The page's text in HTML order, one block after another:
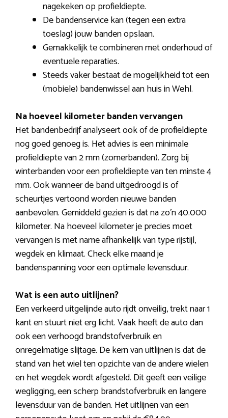
nagekeken op profieldiepte.
De bandenservice kan (tegen een extra
toeslag) jouw banden opslaan.
Gemakkelijk te combineren met onderhoud of
eventuele reparaties.
Steeds vaker bestaat de mogelijkheid tot een
(mobiele) bandenwissel aan huis in Wehl.
Na hoeveel kilometer banden vervangen
Het bandenbedrijf analyseert ook of de profieldiepte
nog goed genoeg is. Het advies is een minimale
profieldiepte van 2 mm (zomerbanden). Zorg bij
winterbanden voor een profieldiepte van ten minste 4
mm. Ook wanneer de band uitgedroogd is of
scheurtjes vertoond worden nieuwe banden
aanbevolen. Gemiddeld gezien is dat na zo’n 40.000
kilometer. Na hoeveel kilometer je precies moet
vervangen is met name afhankelijk van type rijstijl,
wegdek en klimaat. Check elke maand je
bandenspanning voor een optimale levensduur.
Wat is een auto uitlijnen?
Een verkeerd uitgelijnde auto rijdt onveilig, trekt naar 1
kant en stuurt niet erg licht. Vaak heeft de auto dan
ook een verhoogd brandstofverbruik en
onregelmatige slijtage. De kern van uitlijnen is dat de
stand van het wiel ten opzichte van de andere wielen
en het wegdek wordt afgesteld. Dit geeft een veilige
wegligging, een scherp brandstofverbruik en langere
levensduur van de banden. Het uitlijnen van een